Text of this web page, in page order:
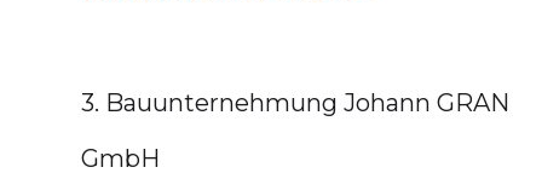
3. Bauunternehmung Johann GRAN
GmbH